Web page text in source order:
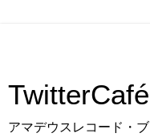
アマデウスレコード・